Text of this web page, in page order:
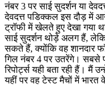
नंबर 3 पर साई सुदर्शन या
देवदत्त पडिक्कल इस दौड़ में
ट्रॉफी में खेलते हुए देखा गया
साई सुदर्शन थोड़े अलग हैं,
सकते हैं, क्योंकि वह शानदार
गिल नंबर 4 पर उतरेंगे। सबसे
रिपोर्ट्स यही बता रही हैं। मैं
यहीं पर वह टेस्ट मैचों में